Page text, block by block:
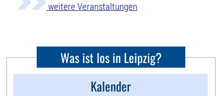
weitere Veranstaltungen
Was ist los in Leipzig?
Kalender